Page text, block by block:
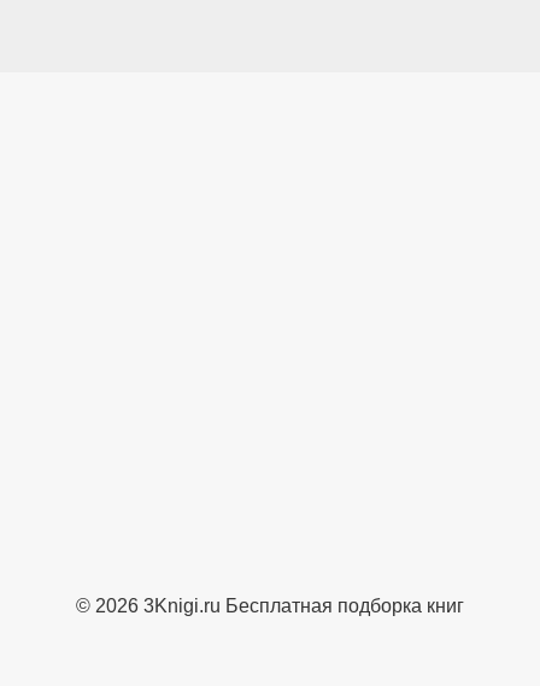
© 2026 3Knigi.ru Бесплатная подборка книг